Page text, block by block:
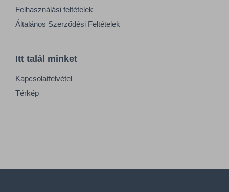
Felhasználási feltételek
Általános Szerződési Feltételek
Itt talál minket
Kapcsolatfelvétel
Térkép